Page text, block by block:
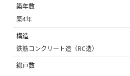
築年数
築4年
構造
鉄筋コンクリート造（RC造）
総戸数